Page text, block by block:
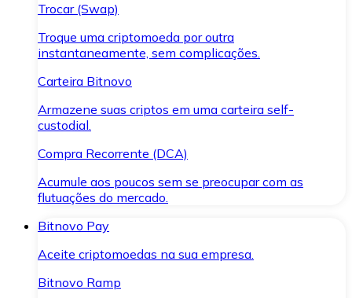
Trocar (Swap)
Troque uma criptomoeda por outra
instantaneamente, sem complicações.
Carteira Bitnovo
Armazene suas criptos em uma carteira self-
custodial.
Compra Recorrente (DCA)
Acumule aos poucos sem se preocupar com as
flutuações do mercado.
Bitnovo Pay
Aceite criptomoedas na sua empresa.
Bitnovo Ramp